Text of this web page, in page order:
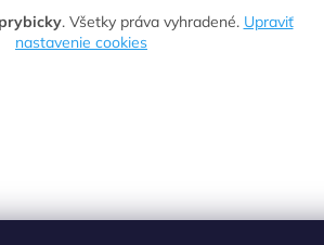
. Všetky práva vyhradené. Upraviť
nastavenie cookies